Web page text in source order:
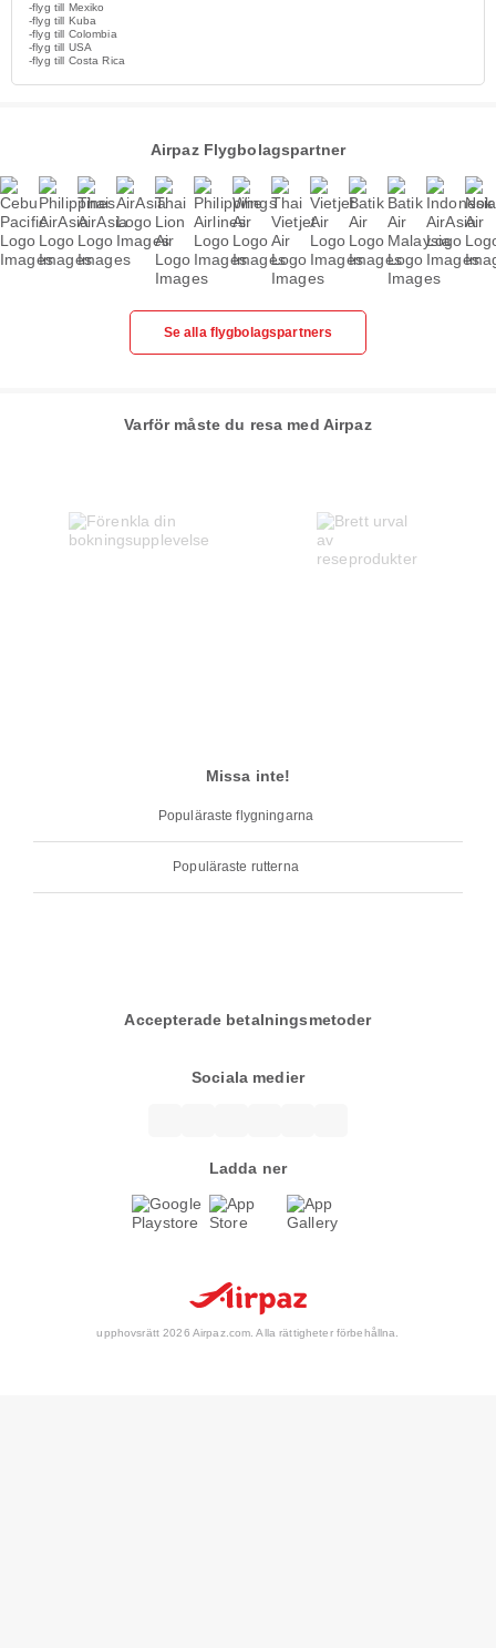
-flyg till Mexiko
-flyg till Kuba
-flyg till Colombia
-flyg till USA
-flyg till Costa Rica
Airpaz Flygbolagspartner
Se alla flygbolagspartners
Varför måste du resa med Airpaz
Missa inte!
Populäraste flygningarna
Populäraste rutterna
Accepterade betalningsmetoder
Sociala medier
Ladda ner
upphovsrätt 2026 Airpaz.com. Alla rättigheter förbehållna.